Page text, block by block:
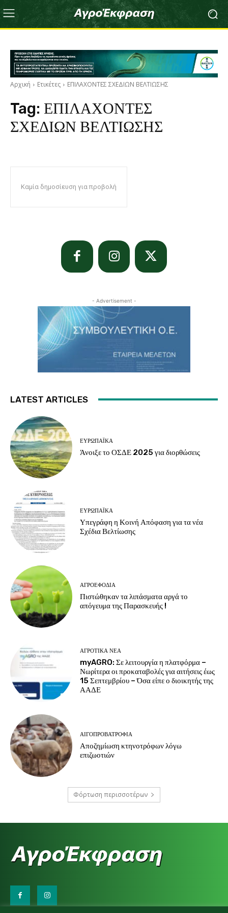
Αρχική Ετικέτες ΕΠΙΛΑΧΟΝΤΕΣ ΣΧΕΔΙΩΝ ΒΕΛΤΙΩΣΗΣ
Tag: ΕΠΙΛΑΧΟΝΤΕΣ
ΣΧΕΔΙΩΝ ΒΕΛΤΙΩΣΗΣ
Καμία δημοσίευση για προβολή
- Advertisement -
LATEST ARTICLES
ΕΥΡΩΠΑΪΚΆ
Άνοιξε το ΟΣΔΕ 2025 για διορθώσεις
ΕΥΡΩΠΑΪΚΆ
Υπεγράφη η Κοινή Απόφαση για τα νέα
Σχέδια Βελτίωσης
ΑΓΡΟΕΦΌΔΙΑ
Πιστώθηκαν τα λιπάσματα αργά το
απόγευμα της Παρασκευής !
ΑΓΡΟΤΙΚΆ ΝΈΑ
myAGRO: Σε λειτουργία η πλατφόρμα –
Νωρίτερα οι προκαταβολές για αιτήσεις έως
15 Σεπτεμβρίου – Όσα είπε ο διοικητής της
ΑΑΔΕ
ΑΙΓΟΠΡΟΒΑΤΡΟΦΊΑ
Αποζημίωση κτηνοτρόφων λόγω
επιζωοτιών
Φόρτωση περισσοτέρων